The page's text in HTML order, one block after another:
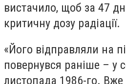
вистачило, щоб за 47
критичну дозу радіації.
«Його відправляли на
повернувся раніше – у
листопада 1986-го. Вже